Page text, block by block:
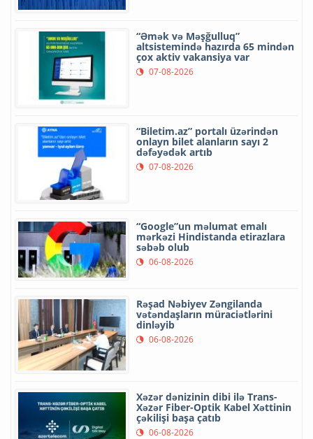
“Əmək və Məşğulluq”
altsistemində hazırda 65 mindən
çox aktiv vakansiya var
07-08-2026
“Biletim.az” portalı üzərindən
onlayn bilet alanların sayı 2
dəfəyədək artıb
07-08-2026
“Google”un məlumat emalı
mərkəzi Hindistanda etirazlara
səbəb olub
06-08-2026
Rəşad Nəbiyev Zəngilanda
vətəndaşların müraciətlərini
dinləyib
06-08-2026
Xəzər dənizinin dibi ilə Trans-
Xəzər Fiber-Optik Kabel Xəttinin
çəkilişi başa çatıb
06-08-2026